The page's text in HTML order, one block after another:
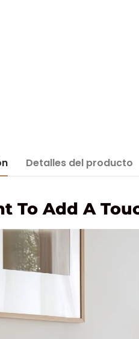
Detalles del producto
To Add A